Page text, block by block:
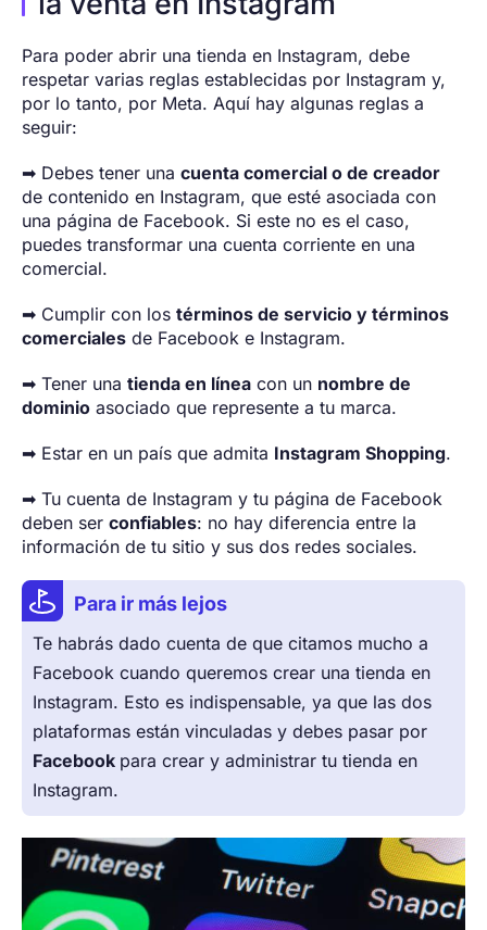
Para poder abrir una tienda en Instagram, debe
respetar varias reglas establecidas por Instagram y,
por lo tanto, por Meta. Aquí hay algunas reglas a
seguir:
➡ Debes tener una cuenta comercial o de creador
de contenido en Instagram, que esté asociada con
una página de Facebook. Si este no es el caso,
puedes transformar una cuenta corriente en una
comercial.
➡ Cumplir con los términos de servicio y términos
comerciales de Facebook e Instagram.
➡ Tener una tienda en línea con un nombre de
dominio asociado que represente a tu marca.
➡ Estar en un país que admita Instagram Shopping.
➡ Tu cuenta de Instagram y tu página de Facebook
deben ser confiables: no hay diferencia entre la
información de tu sitio y sus dos redes sociales.
Para ir más lejos
Te habrás dado cuenta de que citamos mucho a
Facebook cuando queremos crear una tienda en
Instagram. Esto es indispensable, ya que las dos
plataformas están vinculadas y debes pasar por
Facebook para crear y administrar tu tienda en
Instagram.